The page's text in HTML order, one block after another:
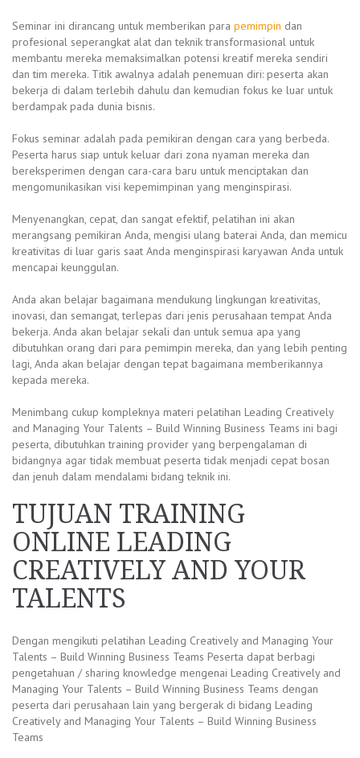
Seminar ini dirancang untuk memberikan para pemimpin dan
profesional seperangkat alat dan teknik transformasional untuk
membantu mereka memaksimalkan potensi kreatif mereka sendiri
dan tim mereka. Titik awalnya adalah penemuan diri: peserta akan
bekerja di dalam terlebih dahulu dan kemudian fokus ke luar untuk
berdampak pada dunia bisnis.
Fokus seminar adalah pada pemikiran dengan cara yang berbeda.
Peserta harus siap untuk keluar dari zona nyaman mereka dan
bereksperimen dengan cara-cara baru untuk menciptakan dan
mengomunikasikan visi kepemimpinan yang menginspirasi.
Menyenangkan, cepat, dan sangat efektif, pelatihan ini akan
merangsang pemikiran Anda, mengisi ulang baterai Anda, dan memicu
kreativitas di luar garis saat Anda menginspirasi karyawan Anda untuk
mencapai keunggulan.
Anda akan belajar bagaimana mendukung lingkungan kreativitas,
inovasi, dan semangat, terlepas dari jenis perusahaan tempat Anda
bekerja. Anda akan belajar sekali dan untuk semua apa yang
dibutuhkan orang dari para pemimpin mereka, dan yang lebih penting
lagi, Anda akan belajar dengan tepat bagaimana memberikannya
kepada mereka.
Menimbang cukup kompleknya materi pelatihan Leading Creatively
and Managing Your Talents – Build Winning Business Teams ini bagi
peserta, dibutuhkan training provider yang berpengalaman di
bidangnya agar tidak membuat peserta tidak menjadi cepat bosan
dan jenuh dalam mendalami bidang teknik ini.
TUJUAN TRAINING
ONLINE LEADING
CREATIVELY AND YOUR
TALENTS
Dengan mengikuti pelatihan Leading Creatively and Managing Your
Talents – Build Winning Business Teams Peserta dapat berbagi
pengetahuan / sharing knowledge mengenai Leading Creatively and
Managing Your Talents – Build Winning Business Teams dengan
peserta dari perusahaan lain yang bergerak di bidang Leading
Creatively and Managing Your Talents – Build Winning Business
Teams